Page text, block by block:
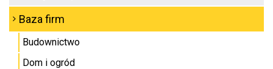
Baza firm
Budownictwo
Dom i ogród